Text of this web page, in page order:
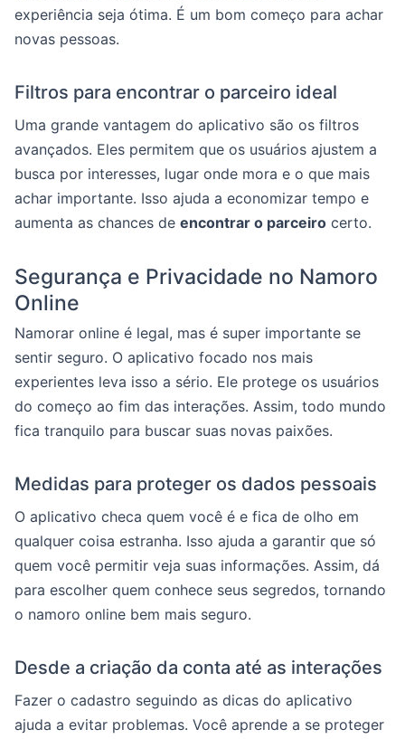
experiência seja ótima. É um bom começo para achar
novas pessoas.
Filtros para encontrar o parceiro ideal
Uma grande vantagem do aplicativo são os filtros
avançados. Eles permitem que os usuários ajustem a
busca por interesses, lugar onde mora e o que mais
achar importante. Isso ajuda a economizar tempo e
aumenta as chances de encontrar o parceiro certo.
Segurança e Privacidade no Namoro
Online
Namorar online é legal, mas é super importante se
sentir seguro. O aplicativo focado nos mais
experientes leva isso a sério. Ele protege os usuários
do começo ao fim das interações. Assim, todo mundo
fica tranquilo para buscar suas novas paixões.
Medidas para proteger os dados pessoais
O aplicativo checa quem você é e fica de olho em
qualquer coisa estranha. Isso ajuda a garantir que só
quem você permitir veja suas informações. Assim, dá
para escolher quem conhece seus segredos, tornando
o namoro online bem mais seguro.
Desde a criação da conta até as interações
Fazer o cadastro seguindo as dicas do aplicativo
ajuda a evitar problemas. Você aprende a se proteger